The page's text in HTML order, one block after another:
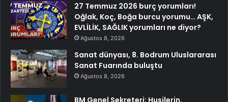
27 Temmuz 2026 burç yorumları!
Oğlak, Koç, Boğa burcu yorumu… AŞK,
EVLİLİK, SAĞLIK yorumları ne diyor?
Ağustos 8, 2026
Sanat dünyası, 8. Bodrum Uluslararası
Sanat Fuarında buluştu
Ağustos 8, 2026
BM Genel Sekreteri: Husilerin,